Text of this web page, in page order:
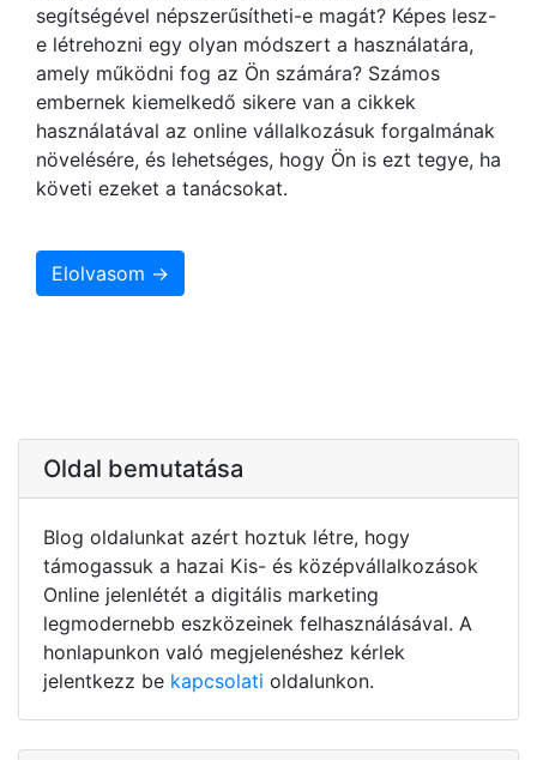
segítségével népszerűsítheti-e magát? Képes lesz-
e létrehozni egy olyan módszert a használatára,
amely működni fog az Ön számára? Számos
embernek kiemelkedő sikere van a cikkek
használatával az online vállalkozásuk forgalmának
növelésére, és lehetséges, hogy Ön is ezt tegye, ha
követi ezeket a tanácsokat.
Elolvasom →
Oldal bemutatása
Blog oldalunkat azért hoztuk létre, hogy
támogassuk a hazai Kis- és középvállalkozások
Online jelenlétét a digitális marketing
legmodernebb eszközeinek felhasználásával. A
honlapunkon való megjelenéshez kérlek
jelentkezz be kapcsolati oldalunkon.